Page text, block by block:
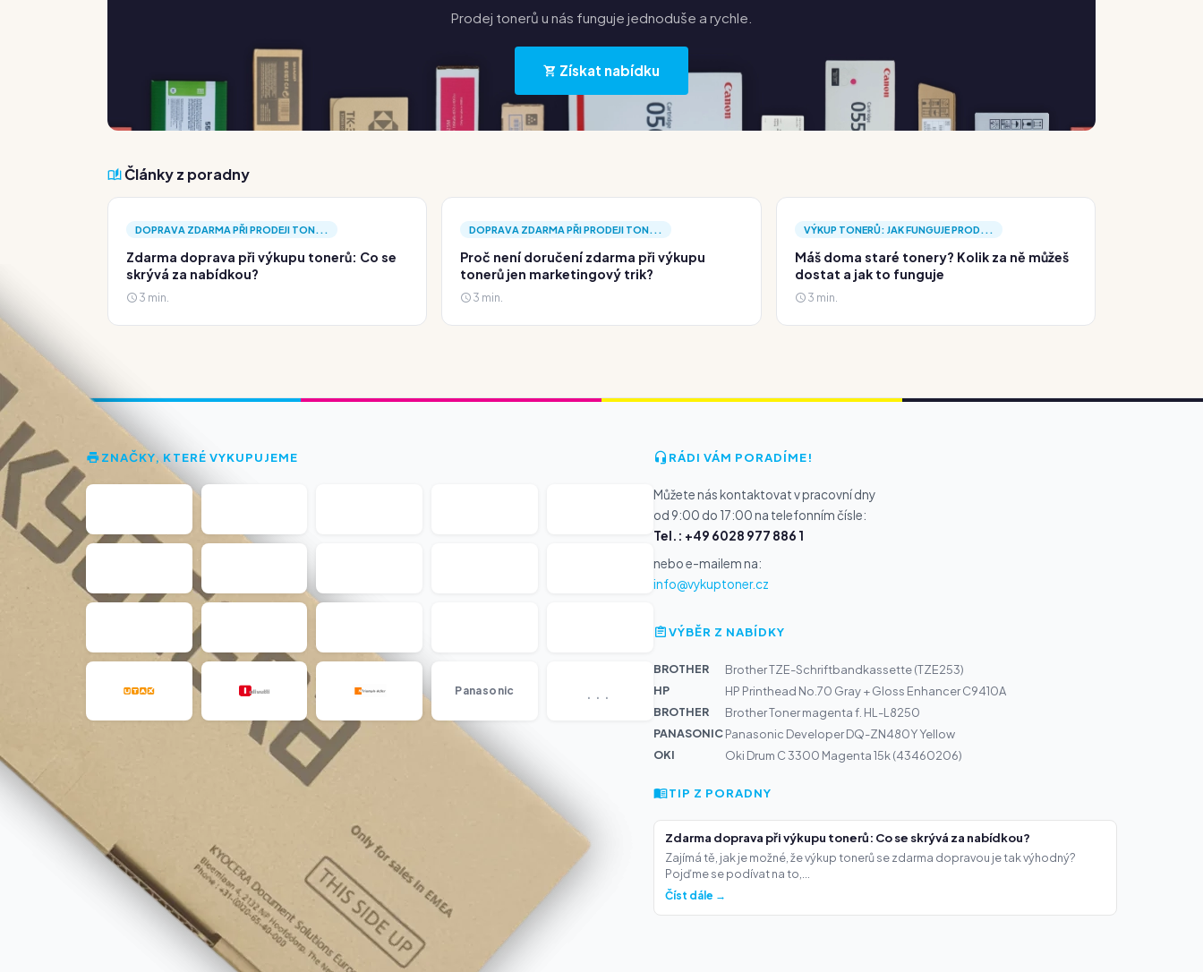
Prodej tonerů u nás funguje jednoduše a rychle.
Získat nabídku
Články z poradny
DOPRAVA ZDARMA PŘI PRODEJI TON...
Zdarma doprava při výkupu tonerů: Co se
skrývá za nabídkou?
3 min.
DOPRAVA ZDARMA PŘI PRODEJI TON...
Proč není doručení zdarma při výkupu
tonerů jen marketingový trik?
3 min.
VÝKUP TONERŮ: JAK FUNGUJE PROD...
Máš doma staré tonery? Kolik za ně můžeš
dostat a jak to funguje
3 min.
ZNAČKY, KTERÉ VYKUPUJEME
Panasonic ...
RÁDI VÁM PORADÍME!
Můžete nás kontaktovat v pracovní dny
od 9:00 do 17:00 na telefonním čísle:
Tel.: +49 6028 977 886 1
nebo e-mailem na:
info@vykuptoner.cz
VÝBĚR Z NABÍDKY
BROTHER
Brother TZE-Schriftbandkassette (TZE253)
HP
HP Printhead No.70 Gray + Gloss Enhancer C9410A
BROTHER
Brother Toner magenta f. HL-L8250
PANASONIC Panasonic Developer DQ-ZN480Y Yellow
OKI
Oki Drum C 3300 Magenta 15k (43460206)
TIP Z PORADNY
Zdarma doprava při výkupu tonerů: Co se skrývá za nabídkou?
Zajímá tě, jak je možné, že výkup tonerů se zdarma dopravou je tak výhodný?
Pojďme se podívat na to,...
Číst dále →